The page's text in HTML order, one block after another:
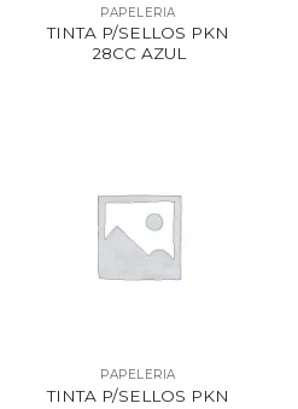
PAPELERIA
TINTA P/SELLOS PKN
28CC AZUL
PAPELERIA
TINTA P/SELLOS PKN